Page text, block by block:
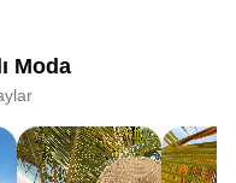
Moda